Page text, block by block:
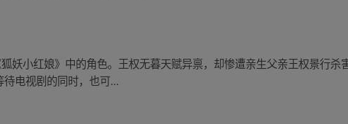
妖小红娘》中的角色。王权无暮天赋异禀，却惨遭亲生父亲王权景行杀
电视剧的同时，也可...